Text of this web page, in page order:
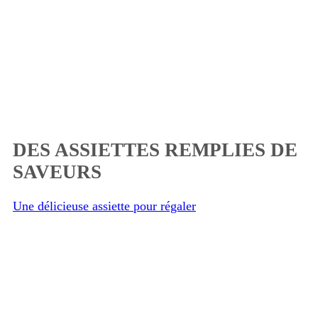
DES ASSIETTES REMPLIES DE
SAVEURS
Une délicieuse assiette pour régaler